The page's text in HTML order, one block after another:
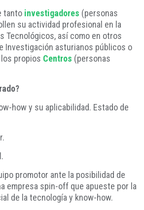
tanto investigadores (personas
su actividad profesional en la
Tecnológicos, así como en otros
Investigación asturianos públicos o
propios Centros (personas
how y su aplicabilidad. Estado de
promotor ante la posibilidad de
empresa spin-off que apueste por la
de la tecnología y know-how.